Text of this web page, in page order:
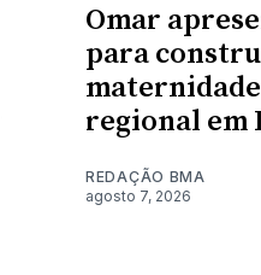
Omar
para
regional em
REDAÇÃO BMA
agosto 7, 2026